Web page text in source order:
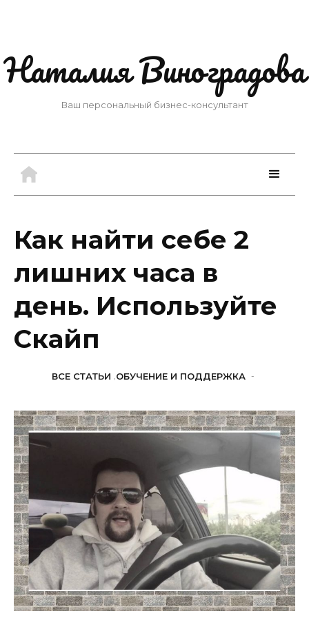
Наталия Виноградова
Ваш персональный бизнес-консультант
Как найти себе 2
лишних часа в
день. Используйте
Скайп
ВСЕ СТАТЬИ ,ОБУЧЕНИЕ И ПОДДЕРЖКА -